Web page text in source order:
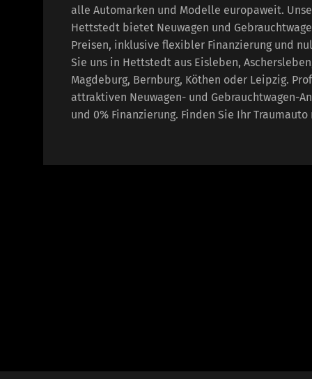
alle Automarken und Modelle europaweit.
Hettstedt bietet Neuwagen und
Preisen, inklusive flexibler Finanzierung und
Sie uns in Hettstedt aus Eisleben,
Magdeburg, Bernburg, Köthen oder Leipzig.
attraktiven Neuwagen- und Gebrauchtwagen-
und 0% Finanzierung. Finden Sie Ihr Traumauto